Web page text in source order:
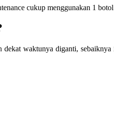
cukup menggunakan 1
waktunya diganti,